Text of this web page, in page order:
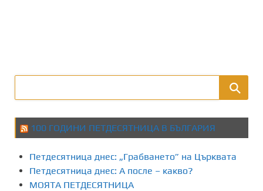
100 ГОДИНИ ПЕТДЕСЯТНИЦА В БЪЛГАРИЯ
Петдесятница днес: „Грабването” на Църквата
Петдесятница днес: А после – какво?
МОЯТА ПЕТДЕСЯТНИЦА